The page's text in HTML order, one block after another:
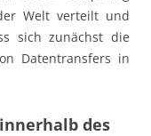
Welt verteilt und
sich zunächst die
Datentransfers in
des